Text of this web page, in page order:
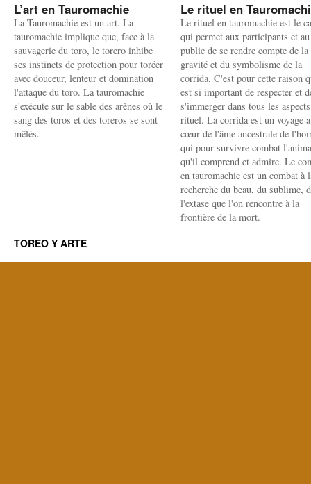
L’art en Tauromachie
La Tauromachie est un art. La
tauromachie implique que, face à la
sauvagerie du toro, le torero inhibe
ses instincts de protection pour toréer
avec douceur, lenteur et domination
l'attaque du toro. La tauromachie
s'exécute sur le sable des arènes où le
sang des toros et des toreros se sont
mêlés.
Le rituel en
Le rituel en tauromachie est le
qui permet aux participants et au
public de se rendre compte de la
gravité et du symbolisme de la
corrida. C'est pour cette raison
est si important de respecter et
s'immerger dans tous les
rituel. La corrida est un voyage
cœur de l'âme ancestrale de
qui pour survivre combat
qu'il comprend et admire. Le
en tauromachie est un combat à
recherche du beau, du sublime,
l'extase que l'on rencontre à la
frontière de la mort.
TOREO Y ARTE